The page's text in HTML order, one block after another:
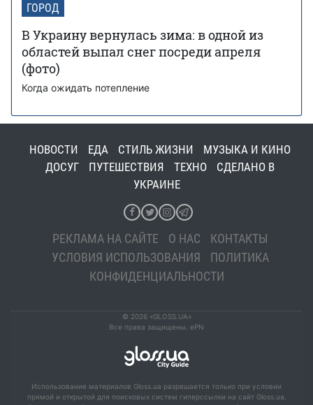
ГОРОД
В Украину вернулась зима: в одной из
областей выпал снег посреди апреля
(фото)
Когда ожидать потепление
НОВОСТИ ЕДА СТИЛЬ ЖИЗНИ
МУЗЫКА И КИНО
ДОСУГ
ПУТЕШЕСТВИЯ ТЕХНО
СДЕЛАНО В
УКРАИНЕ
РЕКЛАМА НА САЙТЕ О НАС
КОНТАКТЫ
УСЛОВИЯ ИСПОЛЬЗОВАНИЯ
ПОЛИТИКА
КОНФИДЕНЦИАЛЬНОСТИ
© 2026 «GLOSS.UA»
Все права защищены. ePN
Использование материалов Gloss.ua разрешается только при условии
прямой и открытой для поисковых систем гиперссылки на сайт Gloss.ua.